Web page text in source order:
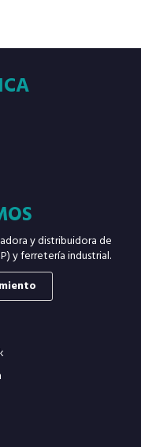
y distribuidora de
y ferretería industrial.